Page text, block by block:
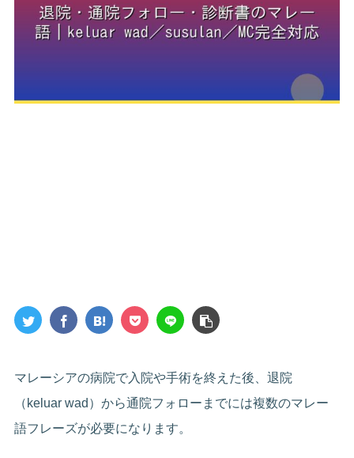
マレーシアの病院で入院や手術を終えた後、退院
（keluar wad）から通院フォローまでには複数のマレー
語フレーズが必要になります。